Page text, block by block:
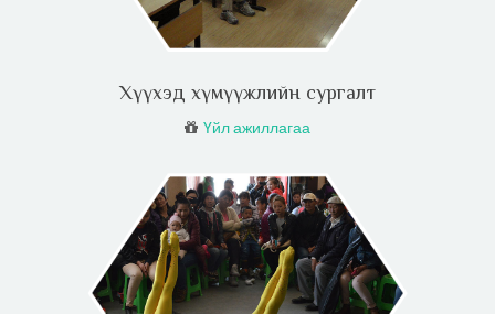
Хүүхэд хүмүүжлийн сургалт
Үйл ажиллагаа